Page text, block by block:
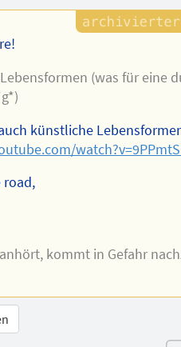
(was für eine
künstliche
road,
kommt in Gefahr